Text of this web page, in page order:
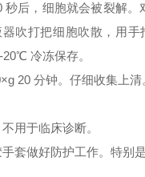
秒后，细胞就会被裂解
吹打把细胞吹散，用
冷冻保存。
20 分钟。仔细收集上清
用于临床诊断。
套做好防护工作。特别